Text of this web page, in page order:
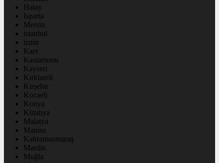
Hatay
Isparta
Mersin
istanbul
izmir
Kars
Kastamonu
Kayseri
Kırklareli
Kırşehir
Kocaeli
Konya
Kütahya
Malatya
Manisa
Kahramanmaraş
Mardin
Muğla